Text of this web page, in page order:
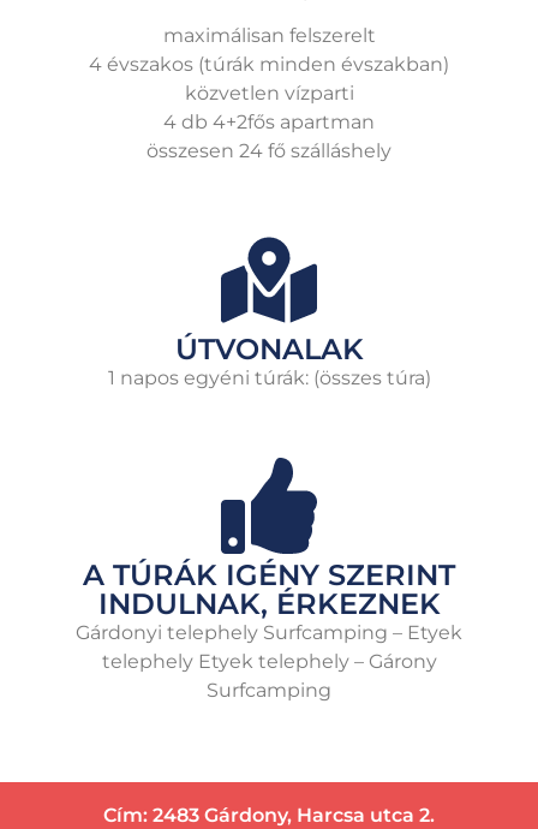
maximálisan felszerelt
4 évszakos (túrák minden évszakban)
közvetlen vízparti
4 db 4+2fős apartman
összesen 24 fő szálláshely
ÚTVONALAK
1 napos egyéni túrák: (összes túra)
A TÚRÁK IGÉNY SZERINT
INDULNAK, ÉRKEZNEK
Gárdonyi telephely Surfcamping – Etyek
telephely Etyek telephely – Gárony
Surfcamping
Cím: 2483 Gárdony, Harcsa utca 2.